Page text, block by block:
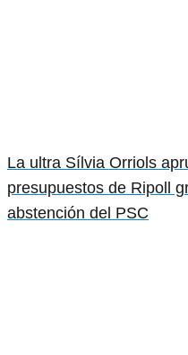
La ultra Sílvia Orriols
presupuestos de Ripoll
abstención del PSC